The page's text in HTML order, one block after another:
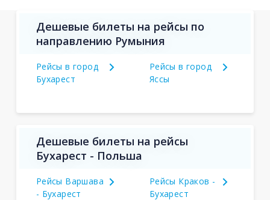
Дешевые билеты на рейсы по
направлению Румыния
Рейсы в город
Бухарест
Рейсы в город
Яссы
Дешевые билеты на рейсы
Бухарест - Польша
Рейсы Варшава
- Бухарест
Рейсы Краков -
Бухарест